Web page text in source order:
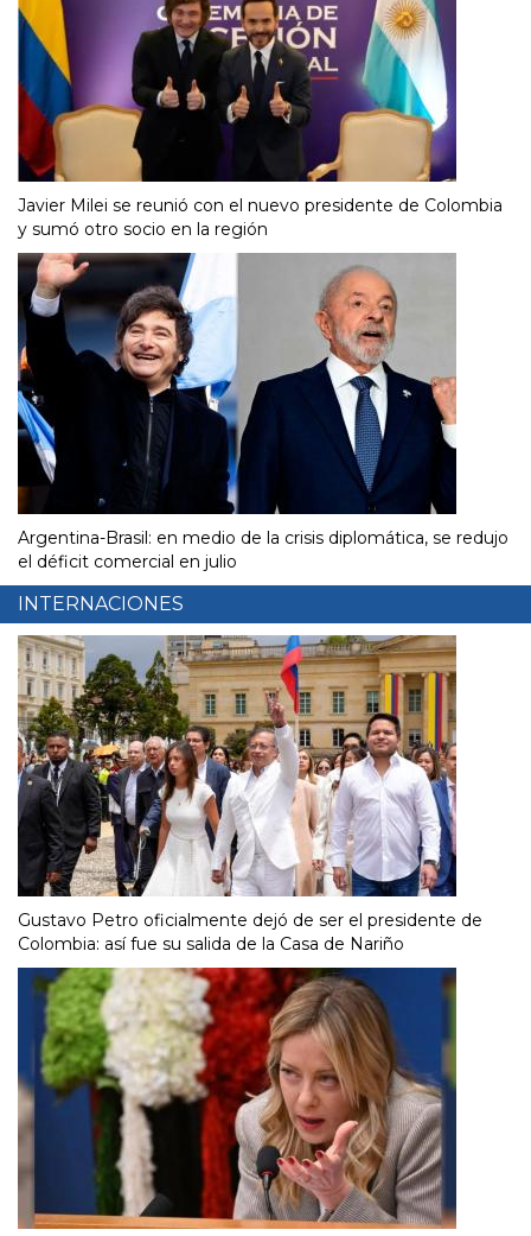
Javier Milei se reunió con el nuevo presidente de Colombia
y sumó otro socio en la región
Argentina-Brasil: en medio de la crisis diplomática, se redujo
el déficit comercial en julio
INTERNACIONES
Gustavo Petro oficialmente dejó de ser el presidente de
Colombia: así fue su salida de la Casa de Nariño